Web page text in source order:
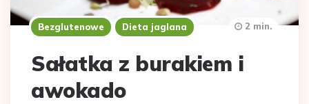
Bezglutenowe Dieta jaglana
Sałatka z burakiem i
awokado
2 min.